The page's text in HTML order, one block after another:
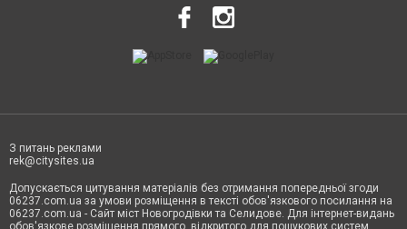
З питань реклами
rek@citysites.ua
Допускається цитування матеріалів без отримання попередньої згоди
06237.com.ua за умови розміщення в тексті обов'язкового посилання на
06237.com.ua - Сайт міст Новогродівки та Селидове. Для інтернет-видань
обов'язкове розміщення прямого, відкритого для пошукових систем